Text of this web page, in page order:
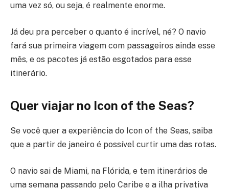
uma vez só, ou seja, é realmente enorme.
Já deu pra perceber o quanto é incrível, né? O navio
fará sua primeira viagem com passageiros ainda esse
mês, e os pacotes já estão esgotados para esse
itinerário.
Quer viajar no Icon of the Seas?
Se você quer a experiência do Icon of the Seas, saiba
que a partir de janeiro é possível curtir uma das rotas.
O navio sai de Miami, na Flórida, e tem itinerários de
uma semana passando pelo Caribe e a ilha privativa